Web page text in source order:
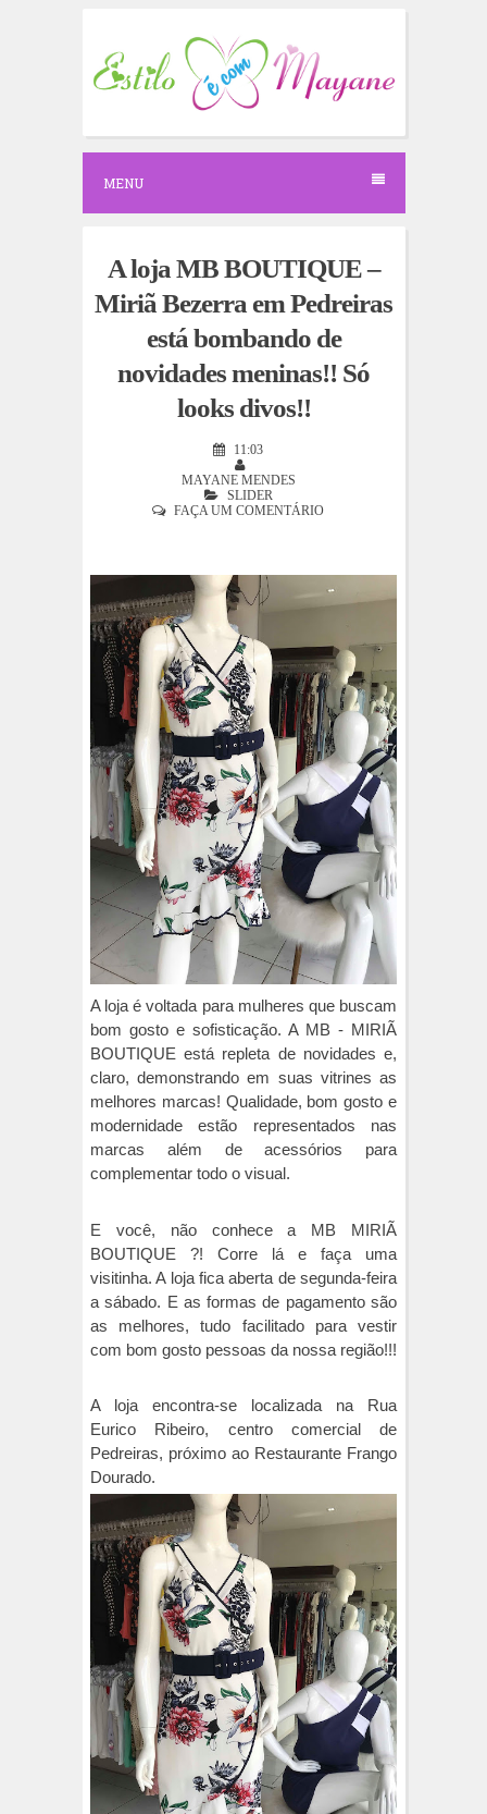
c
o
e
MENU
A loja MB BOUTIQUE –
Miriã Bezerra em Pedreiras
está bombando de
novidades meninas!! Só
looks divos!!
11:03
MAYANE MENDES
SLIDER
FAÇA UM COMENTÁRIO
A loja é voltada para mulheres que buscam
bom gosto e sofisticação. A MB - MIRIÃ
BOUTIQUE está repleta de novidades e,
claro, demonstrando em suas vitrines as
melhores marcas! Qualidade, bom gosto e
modernidade estão representados nas
marcas além de acessórios para
complementar todo o visual.
E você, não conhece a MB MIRIÃ
BOUTIQUE ?! Corre lá e faça uma
visitinha. A loja fica aberta de segunda-feira
a sábado. E as formas de pagamento são
as melhores, tudo facilitado para vestir
com bom gosto pessoas da nossa região!!!
A loja encontra-se localizada na Rua
Eurico Ribeiro, centro comercial de
Pedreiras, próximo ao Restaurante Frango
Dourado.